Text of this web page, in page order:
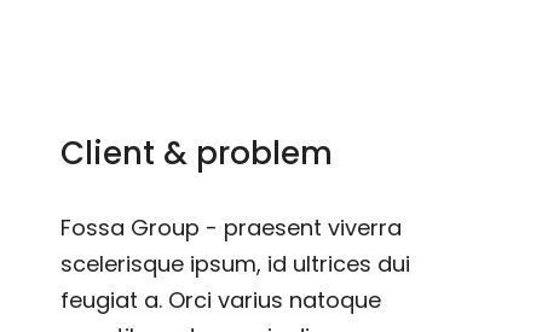
Client & problem
Fossa Group - praesent viverra
scelerisque ipsum, id ultrices dui
feugiat a. Orci varius natoque